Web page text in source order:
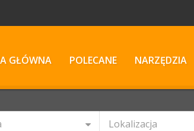
GŁÓWNA POLECANE NARZĘDZIA